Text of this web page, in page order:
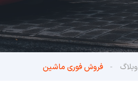
وبلاگ فروش فوری ماشین